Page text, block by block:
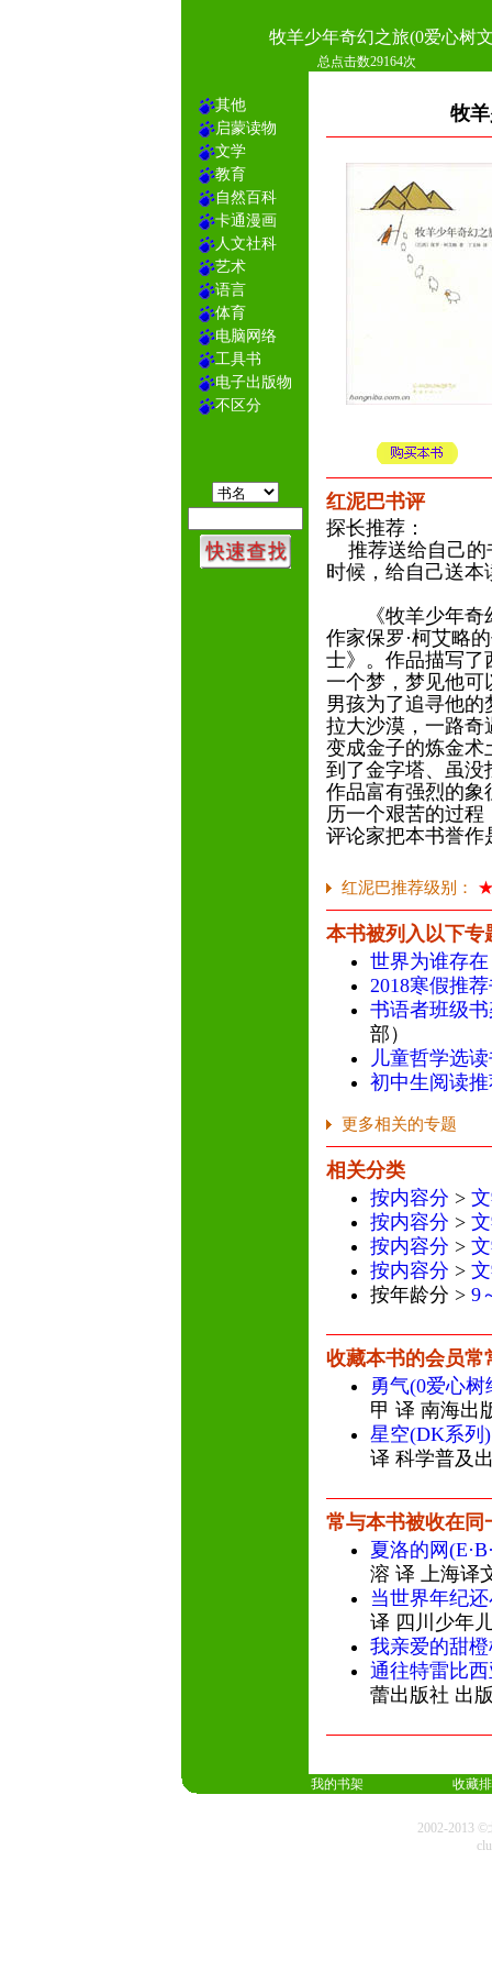
牧羊少年奇幻之旅(0爱心树
总点击数29164次
其他
启蒙读物
文学
教育
自然百科
卡通漫画
人文社科
艺术
语言
体育
电脑网络
工具书
电子出版物
不区分
牧
红泥巴书评
探长推荐：
推荐送给自己的
时候，给自己送
《牧羊少年奇幻
作家保罗·柯艾略
士》。作品描写了
一个梦，梦见他可
男孩为了追寻他
拉大沙漠，一路奇
变成金子的炼金术
到了金字塔、虽没
作品富有强烈的象
历一个艰苦的过
评论家把本书誉作
红泥巴推荐级别：
本书被列入以下专
世界为谁存
2018寒假推
书语者班级
部）
儿童哲学选
初中生阅读
更多相关的专题
相关分类
按内容分 >
按内容分 >
按内容分 >
按内容分 >
按年龄分 > 9
收藏本书的会员常
勇气(0爱心树
甲 译 南海出
星空(DK系列)
译 科学普及
常与本书被收在同
夏洛的网
溶 译 上海译
当世界年纪
译 四川少年
我亲爱的甜
通往特雷比
蕾出版社 出
我的书架 收藏
2002-2013